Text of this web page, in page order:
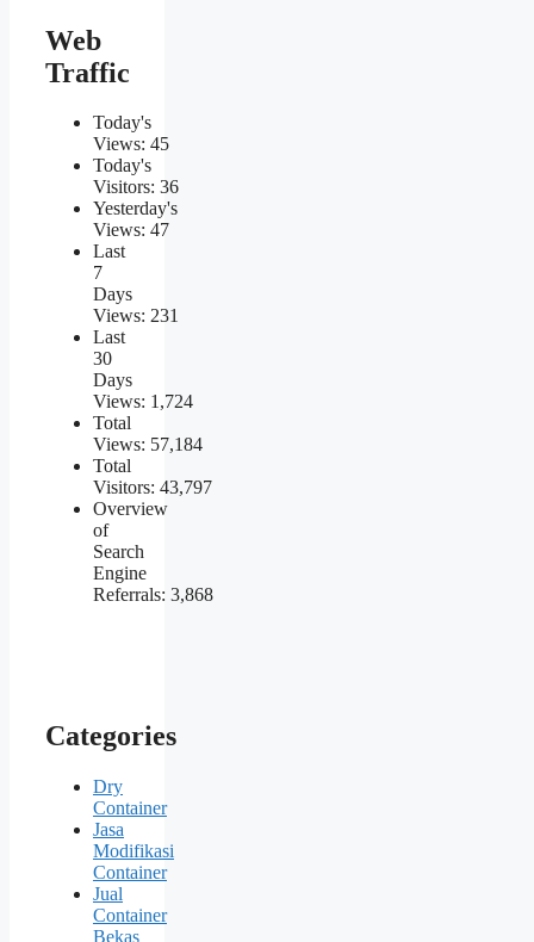
Web
Traffic
Today's
Views: 45
Today's
Visitors: 36
Yesterday's
Views: 47
Last
7
Days
Views: 231
Last
30
Days
Views: 1,724
Total
Views: 57,184
Total
Visitors: 43,797
Overview
of
Search
Engine
Referrals: 3,868
Categories
Dry
Container
Jasa
Modifikasi
Container
Jual
Container
Bekas